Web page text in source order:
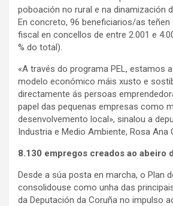
poboación no rural e na dinamización
En concreto, 96 beneficiarios/as
fiscal en concellos de entre 2.001 e
% do total).
«A través do programa PEL, estamos
modelo económico máis xusto e
directamente ás persoas
papel das pequenas empresas como
desenvolvemento local», sinalou a
Industria e Medio Ambiente, Rosa Ana
8.130 empregos creados ao abeiro
Desde a súa posta en marcha, o Plan
consolidouse como unha das
da Deputación da Coruña no impulso